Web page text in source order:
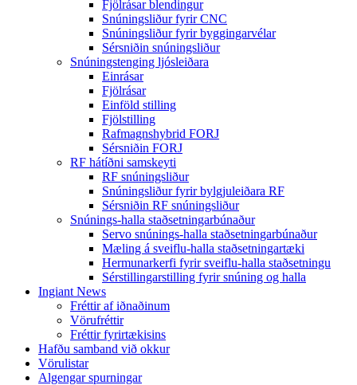
Fjölrásar blendingur
Snúningsliður fyrir CNC
Snúningsliður fyrir byggingarvélar
Sérsniðin snúningsliður
Snúningstenging ljósleiðara
Einrásar
Fjölrásar
Einföld stilling
Fjölstilling
Rafmagnshybrid FORJ
Sérsniðin FORJ
RF hátíðni samskeyti
RF snúningsliður
Snúningsliður fyrir bylgjuleiðara RF
Sérsniðin RF snúningsliður
Snúnings-halla staðsetningarbúnaður
Servo snúnings-halla staðsetningarbúnaður
Mæling á sveiflu-halla staðsetningartæki
Hermunarkerfi fyrir sveiflu-halla staðsetningu
Sérstillingarstilling fyrir snúning og halla
Ingiant News
Fréttir af iðnaðinum
Vörufréttir
Fréttir fyrirtækisins
Hafðu samband við okkur
Vörulistar
Algengar spurningar